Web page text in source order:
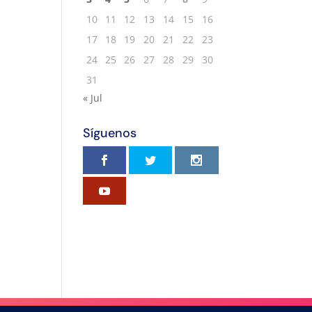
10
11 12 13 14 15
16
17
18 19 20 21 22
23
24 25 26 27 28 29
30
31
« Jul
Síguenos